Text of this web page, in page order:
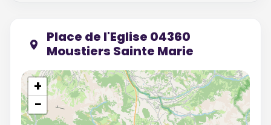
Place de l'Eglise 04360
Moustiers Sainte Marie
+
−